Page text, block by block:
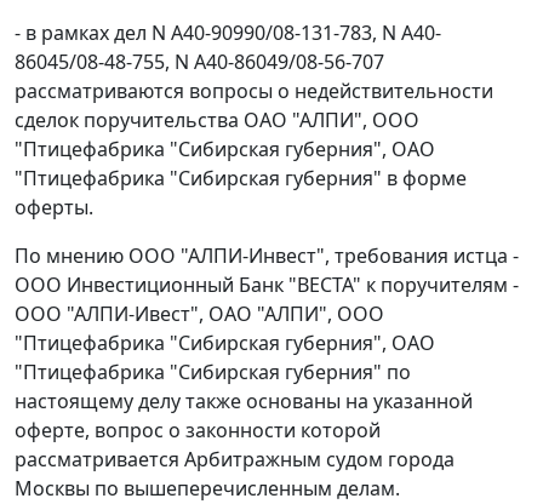
- в рамках дел N А40-90990/08-131-783, N А40-
86045/08-48-755, N А40-86049/08-56-707
рассматриваются вопросы о недействительности
сделок поручительства ОАО "АЛПИ", ООО
"Птицефабрика "Сибирская губерния", ОАО
"Птицефабрика "Сибирская губерния" в форме
оферты.
По мнению ООО "АЛПИ-Инвест", требования истца -
ООО Инвестиционный Банк "ВЕСТА" к поручителям -
ООО "АЛПИ-Ивест", ОАО "АЛПИ", ООО
"Птицефабрика "Сибирская губерния", ОАО
"Птицефабрика "Сибирская губерния" по
настоящему делу также основаны на указанной
оферте, вопрос о законности которой
рассматривается Арбитражным судом города
Москвы по вышеперечисленным делам.